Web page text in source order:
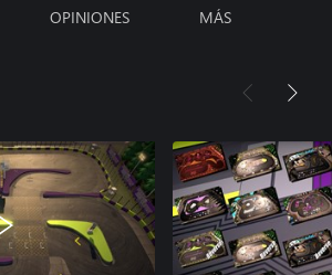
OPINIONES MÁS